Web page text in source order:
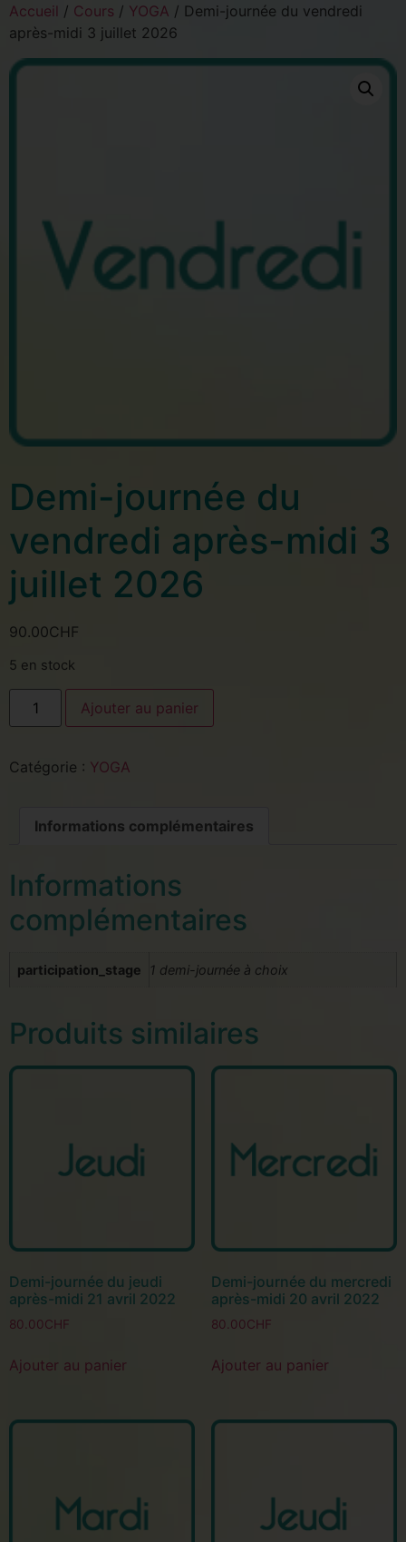
Accueil / Cours / YOGA / Demi-journée du vendredi
après-midi 3 juillet 2026
Demi-journée du
vendredi après-midi 3
juillet 2026
90.00CHF
5 en stock
Ajouter au panier
Catégorie : YOGA
Informations complémentaires
Informations
complémentaires
participation_stage 1 demi-journée à choix
Produits similaires
Demi-journée du jeudi
après-midi 21 avril 2022
80.00CHF
Ajouter au panier
Demi-journée du mercredi
après-midi 20 avril 2022
80.00CHF
Ajouter au panier